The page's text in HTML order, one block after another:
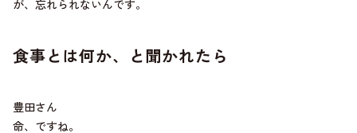
が、忘れられないんです。
食事とは何か、と聞かれたら
豊田さん
命、ですね。